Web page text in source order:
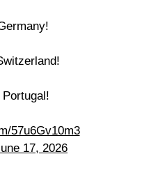
57u6Gv10m3
17, 2026